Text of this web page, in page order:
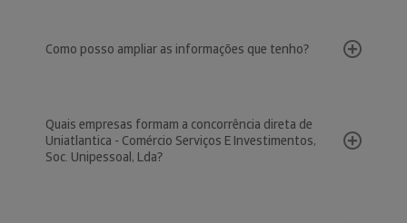
Como posso ampliar as informações que tenho?
Quais empresas formam a concorrência direta de
Uniatlantica - Comércio Serviços E Investimentos,
Soc. Unipessoal, Lda?